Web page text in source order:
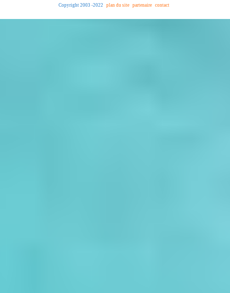
Copyright 2003 -2022 plan du site partenaire contact